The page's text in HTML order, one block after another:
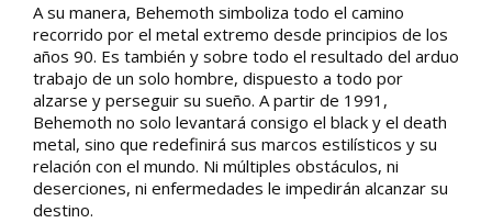
A su manera, Behemoth simboliza todo el camino
recorrido por el metal extremo desde principios de los
años 90. Es también y sobre todo el resultado del arduo
trabajo de un solo hombre, dispuesto a todo por
alzarse y perseguir su sueño. A partir de 1991,
Behemoth no solo levantará consigo el black y el death
metal, sino que redefinirá sus marcos estilísticos y su
relación con el mundo. Ni múltiples obstáculos, ni
deserciones, ni enfermedades le impedirán alcanzar su
destino.